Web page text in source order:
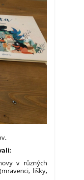
v různých
lišky,